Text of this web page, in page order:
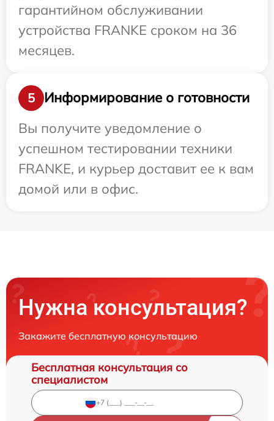
гарантийном обслуживании
устройства FRANKE сроком на 36
месяцев.
5
Информирование о готовности
Вы получите уведомление о
успешном тестировании техники
FRANKE, и курьер доставит ее к вам
домой или в офис.
Нужна консультация?
Закажите бесплатную консультацию
Бесплатная консультация со
специалистом